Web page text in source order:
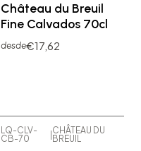
Château du Breuil
Fine Calvados 70cl
desde€17,62
LQ-CLV-
CB-70
CHÂTEAU DU
BREUIL